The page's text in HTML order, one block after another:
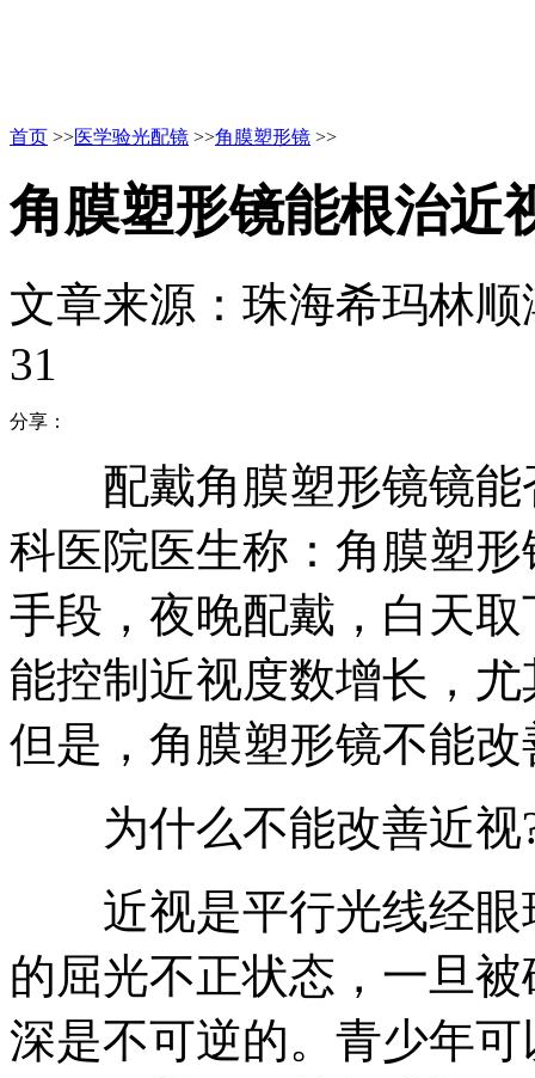
首页 >>医学验光配镜 >>角膜塑形镜 >>
角膜塑形镜能根治近
文章来源：珠海希玛林
31
分享：
配戴角膜塑形镜镜能
科医院医生称：角膜塑
手段，夜晚配戴，白天
能控制近视度数增长，
但是，角膜塑形镜不能
为什么不能改善近视
近视是平行光线经眼
的屈光不正状态，一旦
深是不可逆的。青少年